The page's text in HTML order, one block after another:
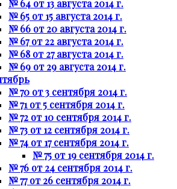
№ 64 от 13 августа 2014 г.
№ 65 от 15 августа 2014 г.
№ 66 от 20 августа 2014 г.
№ 67 от 22 августа 2014 г.
№ 68 от 27 августа 2014 г.
№ 69 от 29 августа 2014 г.
№ 70 от 3 сентября 2014 г.
№ 71 от 5 сентября 2014 г.
№ 72 от 10 сентября 2014 г.
№ 73 от 12 сентября 2014 г.
№ 74 от 17 сентября 2014 г.
№ 75 от 19 сентября 2014 г.
№ 76 от 24 сентября 2014 г.
№ 77 от 26 сентября 2014 г.